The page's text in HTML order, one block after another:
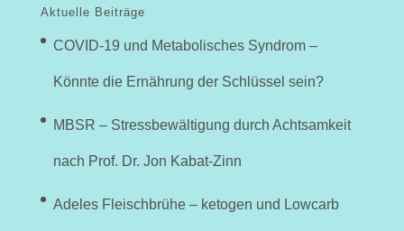
Aktuelle Beiträge
COVID-19 und Metabolisches Syndrom –
Könnte die Ernährung der Schlüssel sein?
MBSR – Stressbewältigung durch Achtsamkeit
nach Prof. Dr. Jon Kabat-Zinn
Adeles Fleischbrühe – ketogen und Lowcarb